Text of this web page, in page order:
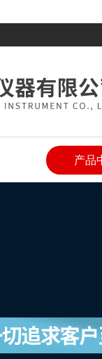
产品